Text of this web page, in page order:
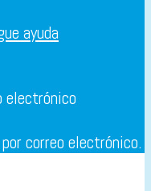
ayuda
electrónico
correo electrónico.